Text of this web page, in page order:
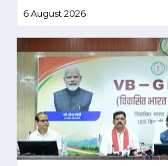
6 August 2026